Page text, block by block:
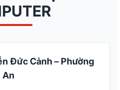
Đức Cảnh – Phường
An